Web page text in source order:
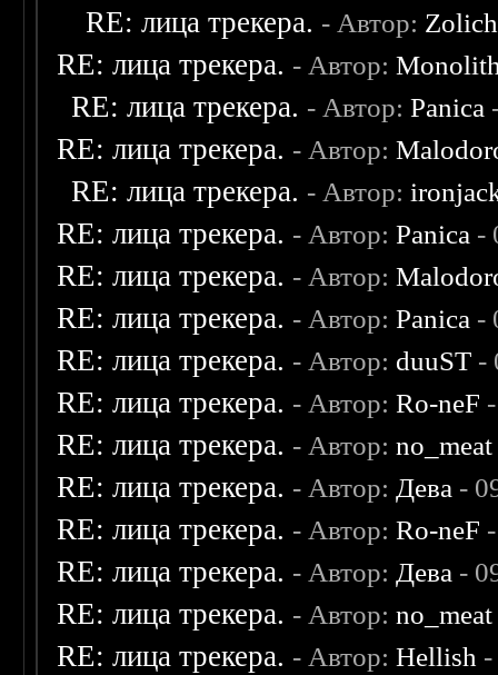
RE: лица трекера. - Автор: Zolich
RE: лица трекера. - Автор:
RE: лица трекера. - Автор:Panica
RE: лица трекера. - Автор:
RE: лица трекера. - Автор:
RE: лица трекера. - Автор:Panica -
RE: лица трекера. - Автор:
RE: лица трекера. - Автор:Panica -
RE: лица трекера. - Автор: duuST -
RE: лица трекера. - Автор:Ro-neF
RE: лица трекера. - Автор:no_meat
RE: лица трекера. - Автор: Дева -
RE: лица трекера. - Автор:Ro-neF
RE: лица трекера. - Автор: Дева -
RE: лица трекера. - Автор:no_meat
RE: лица трекера. - Автор:Hellish